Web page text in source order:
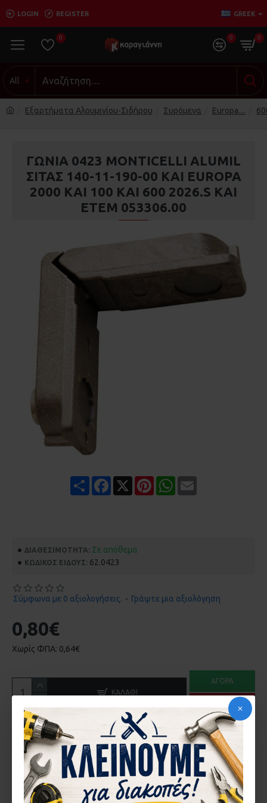
LOGIN REGISTER GREEK
0 0 0
All
Εξαρτήματα Αλουμινίου-Σιδήρου Συρόμενα Europa....
ΓΩΝΙΑ 0423 MONTICELLI ALUMIL
ΣΙΤΑΣ 140-11-190-00 KAI EUROPA
2000 KAI 100 KAI 600 2026.S KAI
ΕΤΕΜ 053306.00
Share Facebook PinterestWhatsApp
ΔΙΑΘΕΣΙΜΌΤΗΤΑ: Σε απόθεμα
ΚΩΔΙΚΌΣ ΕΊΔΟΥΣ: 62.0423
Σύμφωνα με 0 αξιολογήσεις. - Γράψτε μια αξιολόγηση
0,80€
Χωρίς ΦΠΑ: 0,64€
ΚΑΛΆΘΙ
ΑΓΟΡΆ
ΡΩΤΉΣΤΕ ΜΑΣ
ΠΕΡΙΓΡΑ΄ΦΉ